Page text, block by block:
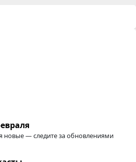
новые — следите за обновлениями